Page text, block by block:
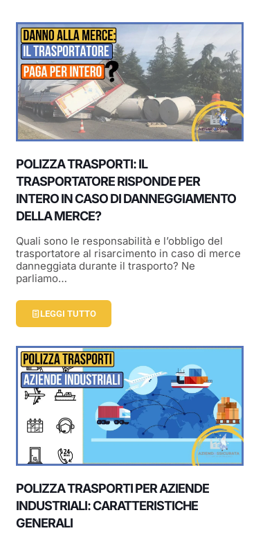
POLIZZA TRASPORTI: IL
TRASPORTATORE RISPONDE PER
INTERO IN CASO DI DANNEGGIAMENTO
DELLA MERCE?
Quali sono le responsabilità e l’obbligo del
trasportatore al risarcimento in caso di merce
danneggiata durante il trasporto? Ne
parliamo…
LEGGI TUTTO
POLIZZA TRASPORTI PER AZIENDE
INDUSTRIALI: CARATTERISTICHE
GENERALI